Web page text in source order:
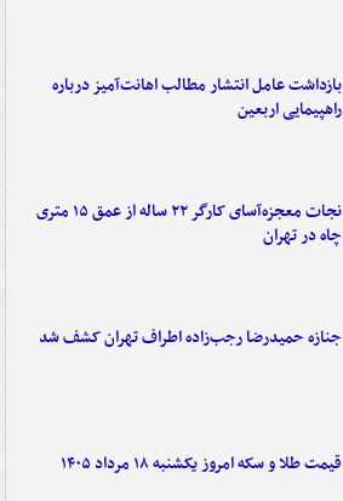
بازداشت عامل انتشار مطالب اهانت‌آمیز درباره
راهپیمایی اربعین
نجات معجزه‌آسای کارگر ۲۲ ساله از عمق ۱۵ متری
چاه در تهران
جنازه حمیدرضا رجب‌زاده اطراف تهران کشف شد
قیمت طلا و سکه امروز یکشنبه ۱۸ مرداد ۱۴۰۵